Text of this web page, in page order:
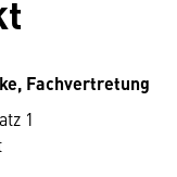
Fachvertretung
1